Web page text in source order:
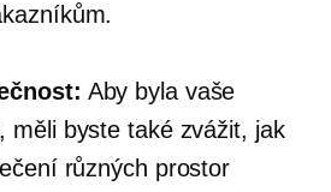
Aby byla vaše
měli byste také zvážit, jak
různých prostor